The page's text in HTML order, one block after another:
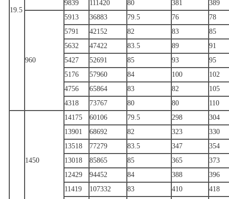
19.5
9839
111420 80 381 389
960
5913 36883 79.5 76
78
5791
42152 82 83
85
5632
47422 83.5 89
91
5427
52691 85 93
95
5176
57960 84 100
102
4756
65864 83 82
105
4318
73767 80 80 110
1450
14175 60106 79.5 298
304
13901
68692 82 323
330
13518
77279 83.5 347
354
13018
85865 85 365
373
12429
94452 84 388
396
11419
107332 83 410
418